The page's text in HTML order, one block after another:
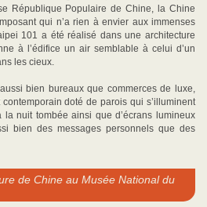
République Populaire de Chine, la Chine
qui n’a rien à envier aux immenses
101 a été réalisé dans une architecture
à l’édifice un air semblable à celui d’un
les cieux.
bien bureaux que commerces de luxe,
doté de parois qui s’illuminent
nuit tombée ainsi que d’écrans lumineux
bien des messages personnels que des
de Chine au Musée National du